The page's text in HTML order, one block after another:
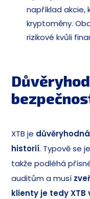
například akcie,
kryptoměny.
rizikové kvůli
XTB je
historií. Typově se
takže podléhá
auditům a musí
klienty je tedy